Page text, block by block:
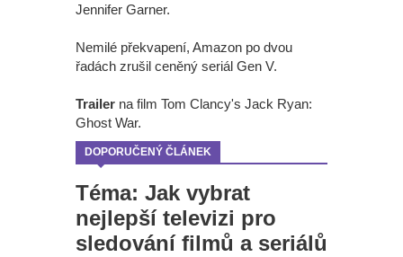
Jennifer Garner.
Nemilé překvapení, Amazon po dvou
řadách zrušil ceněný seriál Gen V.
Trailer na film Tom Clancy's Jack Ryan:
Ghost War.
DOPORUČENÝ ČLÁNEK
Téma: Jak vybrat
nejlepší televizi pro
sledování filmů a seriálů